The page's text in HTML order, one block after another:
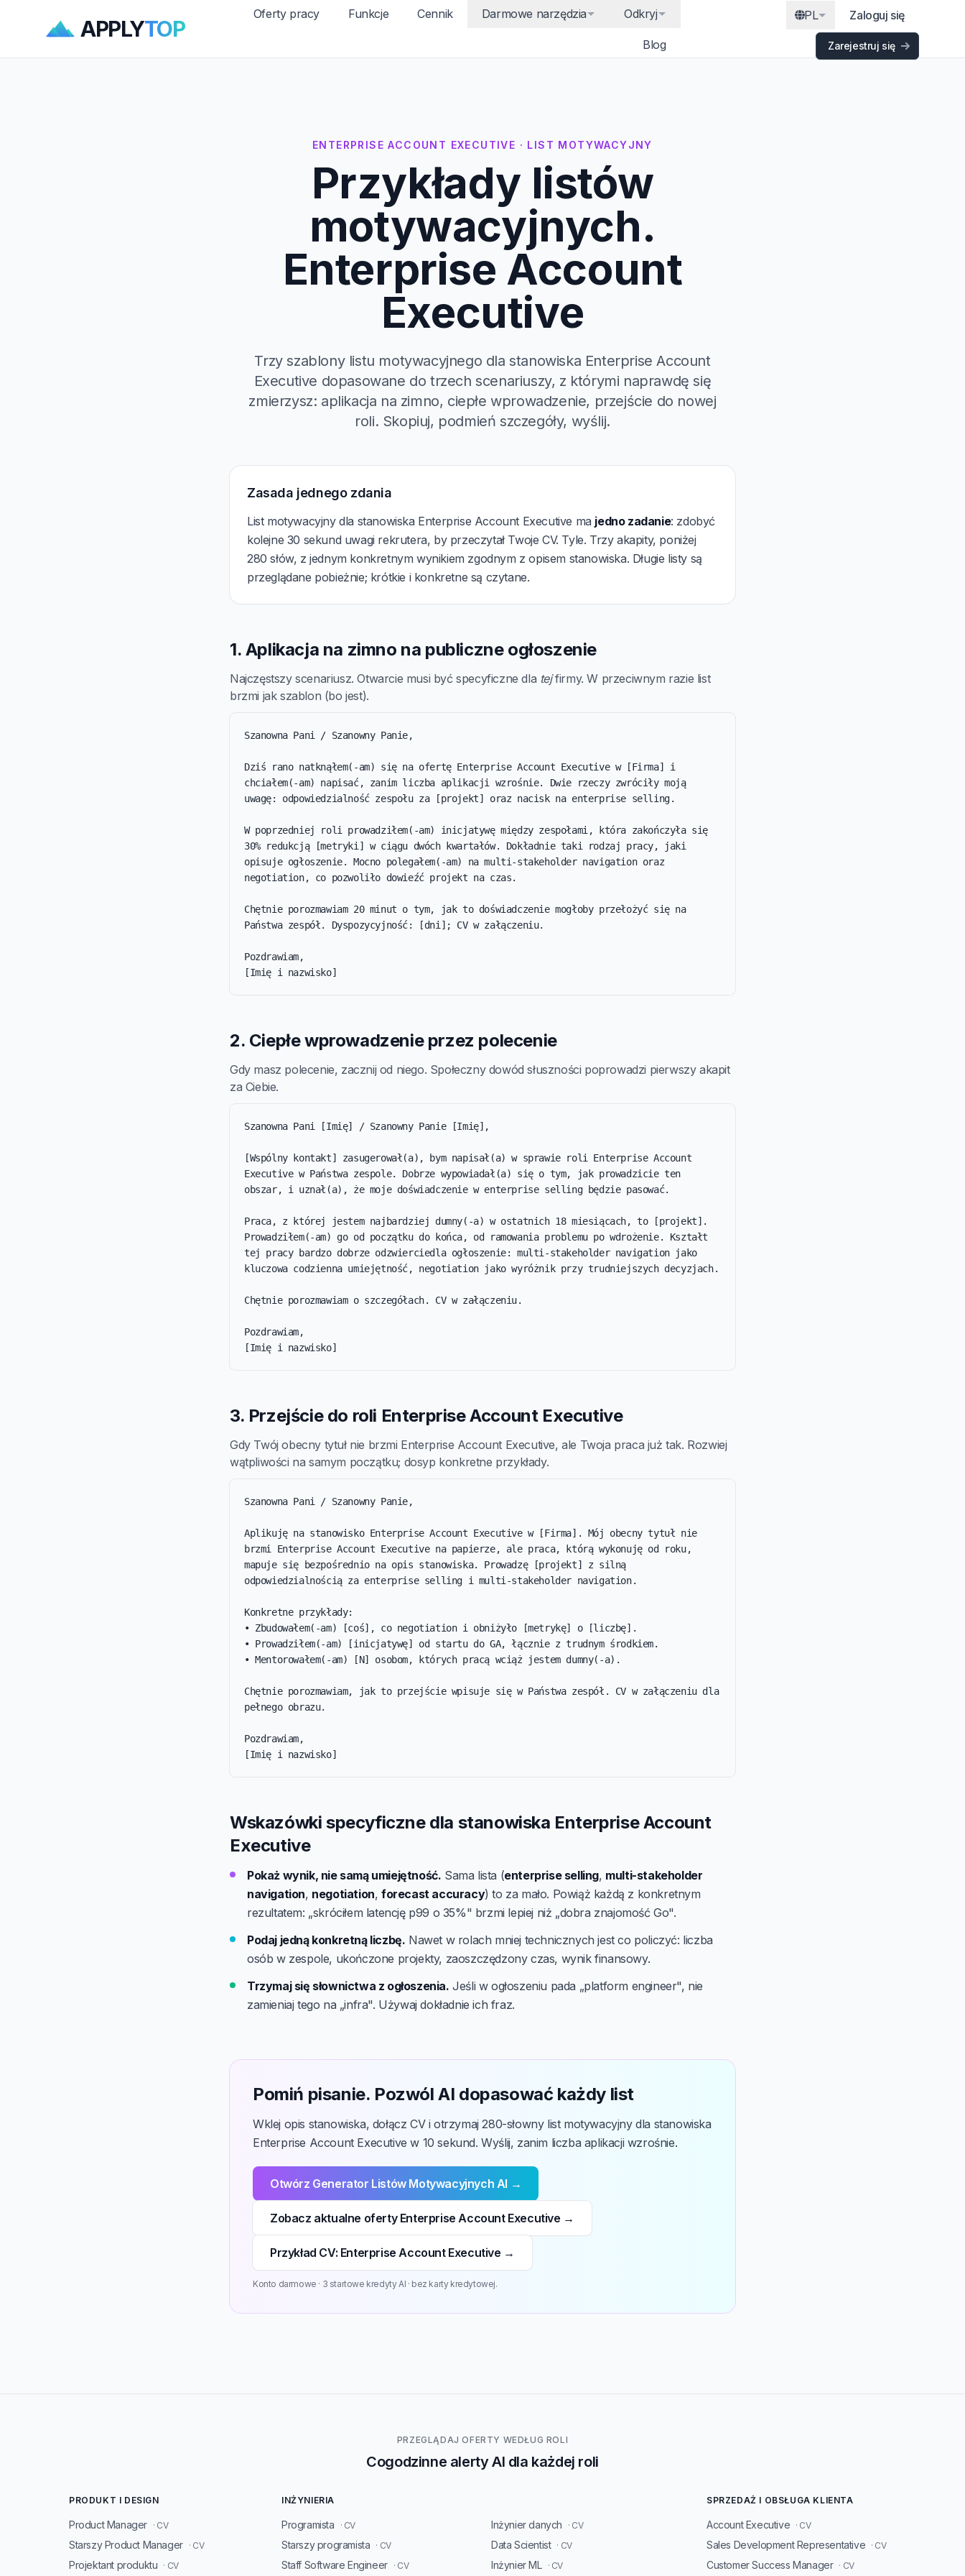
APPLYTOP
Oferty pracy Funkcje Cennik Darmowe narzędzia Odkryj
Blog
PL Zaloguj się
Zarejestruj się
ENTERPRISE ACCOUNT EXECUTIVE · LIST MOTYWACYJNY
Przykłady listów
motywacyjnych.
Enterprise Account
Executive
Trzy szablony listu motywacyjnego dla stanowiska Enterprise Account
Executive dopasowane do trzech scenariuszy, z którymi naprawdę się
zmierzysz: aplikacja na zimno, ciepłe wprowadzenie, przejście do nowej
roli. Skopiuj, podmień szczegóły, wyślij.
Zasada jednego zdania
List motywacyjny dla stanowiska Enterprise Account Executive ma jedno zadanie: zdobyć
kolejne 30 sekund uwagi rekrutera, by przeczytał Twoje CV. Tyle. Trzy akapity, poniżej
280 słów, z jednym konkretnym wynikiem zgodnym z opisem stanowiska. Długie listy są
przeglądane pobieżnie; krótkie i konkretne są czytane.
1. Aplikacja na zimno na publiczne ogłoszenie
Najczęstszy scenariusz. Otwarcie musi być specyficzne dla tejfirmy. W przeciwnym razie list
brzmi jak szablon (bo jest).
Szanowna Pani / Szanowny Panie,
Dziś rano natknąłem(-am) się na ofertę Enterprise Account Executive w [Firma] i
chciałem(-am) napisać, zanim liczba aplikacji wzrośnie. Dwie rzeczy zwróciły moją
uwagę: odpowiedzialność zespołu za [projekt] oraz nacisk na enterprise selling.
W poprzedniej roli prowadziłem(-am) inicjatywę między zespołami, która zakończyła się
30% redukcją [metryki] w ciągu dwóch kwartałów. Dokładnie taki rodzaj pracy, jaki
opisuje ogłoszenie. Mocno polegałem(-am) na multi-stakeholder navigation oraz
negotiation, co pozwoliło dowieźć projekt na czas.
Chętnie porozmawiam 20 minut o tym, jak to doświadczenie mogłoby przełożyć się na
Państwa zespół. Dyspozycyjność: [dni]; CV w załączeniu.
Pozdrawiam,
[Imię i nazwisko]
2. Ciepłe wprowadzenie przez polecenie
Gdy masz polecenie, zacznij od niego. Społeczny dowód słuszności poprowadzi pierwszy akapit
za Ciebie.
Szanowna Pani [Imię] / Szanowny Panie [Imię],
[Wspólny kontakt] zasugerował(a), bym napisał(a) w sprawie roli Enterprise Account
Executive w Państwa zespole. Dobrze wypowiadał(a) się o tym, jak prowadzicie ten
obszar, i uznał(a), że moje doświadczenie w enterprise selling będzie pasować.
Praca, z której jestem najbardziej dumny(-a) w ostatnich 18 miesiącach, to [projekt].
Prowadziłem(-am) go od początku do końca, od ramowania problemu po wdrożenie. Kształt
tej pracy bardzo dobrze odzwierciedla ogłoszenie: multi-stakeholder navigation jako
kluczowa codzienna umiejętność, negotiation jako wyróżnik przy trudniejszych decyzjach.
Chętnie porozmawiam o szczegółach. CV w załączeniu.
Pozdrawiam,
[Imię i nazwisko]
3. Przejście do roli Enterprise Account Executive
Gdy Twój obecny tytuł nie brzmi Enterprise Account Executive, ale Twoja praca już tak. Rozwiej
wątpliwości na samym początku; dosyp konkretne przykłady.
Szanowna Pani / Szanowny Panie,
Aplikuję na stanowisko Enterprise Account Executive w [Firma]. Mój obecny tytuł nie
brzmi Enterprise Account Executive na papierze, ale praca, którą wykonuję od roku,
mapuje się bezpośrednio na opis stanowiska. Prowadzę [projekt] z silną
odpowiedzialnością za enterprise selling i multi-stakeholder navigation.
Konkretne przykłady:
• Zbudowałem(-am) [coś], co negotiation i obniżyło [metrykę] o [liczbę].
• Prowadziłem(-am) [inicjatywę] od startu do GA, łącznie z trudnym środkiem.
• Mentorowałem(-am) [N] osobom, których pracą wciąż jestem dumny(-a).
Chętnie porozmawiam, jak to przejście wpisuje się w Państwa zespół. CV w załączeniu dla
pełnego obrazu.
Pozdrawiam,
[Imię i nazwisko]
Wskazówki specyficzne dla stanowiska Enterprise Account
Executive
Pokaż wynik, nie samą umiejętność. Sama lista (enterprise selling, multi-stakeholder
navigation, negotiation,forecast accuracy) to za mało. Powiąż każdą z konkretnym
rezultatem: „skróciłem latencję p99 o 35%" brzmi lepiej niż „dobra znajomość Go".
Podaj jedną konkretną liczbę. Nawet w rolach mniej technicznych jest co policzyć: liczba
osób w zespole, ukończone projekty, zaoszczędzony czas, wynik finansowy.
Trzymaj się słownictwa z ogłoszenia. Jeśli w ogłoszeniu pada „platform engineer", nie
zamieniaj tego na „infra". Używaj dokładnie ich fraz.
Pomiń pisanie. Pozwól AI dopasować każdy list
Wklej opis stanowiska, dołącz CV i otrzymaj 280-słowny list motywacyjny dla stanowiska
Enterprise Account Executive w 10 sekund. Wyślij, zanim liczba aplikacji wzrośnie.
Otwórz Generator Listów Motywacyjnych AI →
Zobacz aktualne oferty Enterprise Account Executive →
Przykład CV: Enterprise Account Executive →
Konto darmowe · 3 startowe kredyty AI · bez karty kredytowej.
PRZEGLĄDAJ OFERTY WEDŁUG ROLI
Cogodzinne alerty AI dla każdej roli
PRODUKT I DESIGN
Product Manager · CV
Starszy Product Manager · CV
Projektant produktu · CV
INŻYNIERIA
Programista · CV
Starszy programista · CV
Staff Software Engineer · CV
Inżynier danych · CV
Data Scientist · CV
Inżynier ML · CV
SPRZEDAŻ I OBSŁUGA KLIENTA
Account Executive · CV
Sales Development Representative · CV
Customer Success Manager · CV